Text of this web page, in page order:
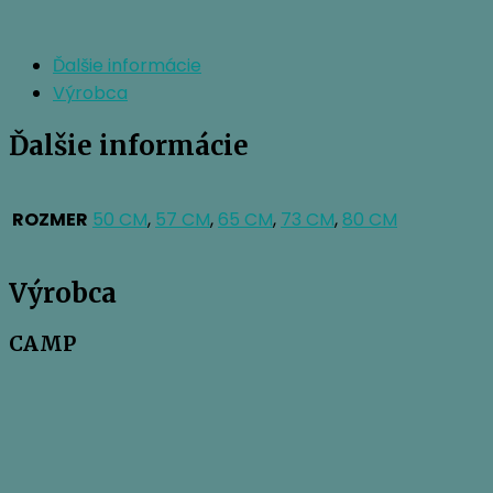
Ďalšie informácie
Výrobca
Ďalšie informácie
ROZMER 50 CM, 57 CM,65 CM, 73 CM,80 CM
Výrobca
CAMP